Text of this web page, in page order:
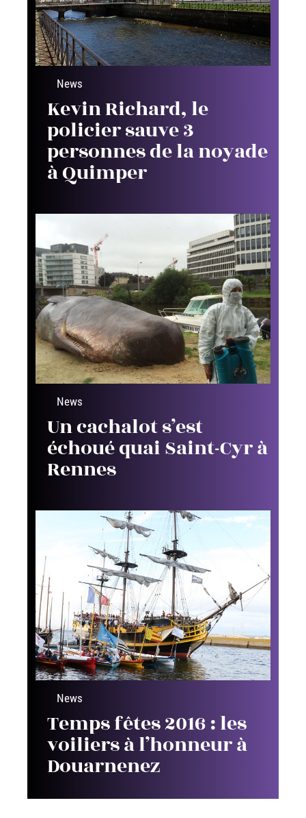
News
Kevin Richard, le
policier sauve 3
personnes de la noyade
à Quimper
News
Un cachalot s’est
échoué quai Saint-Cyr à
Rennes
News
Temps fêtes 2016 : les
voiliers à l’honneur à
Douarnenez